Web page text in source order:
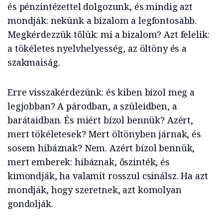
és pénzintézettel dolgozunk, és mindig azt
mondják: nekünk a bizalom a legfontosabb.
Megkérdezzük tőlük: mi a bizalom? Azt felelik:
a tökéletes nyelvhelyesség, az öltöny és a
szakmaiság.
Erre visszakérdezünk: és kiben bízol meg a
legjobban? A párodban, a szüleidben, a
barátaidban. És miért bízol bennük? Azért,
mert tökéletesek? Mert öltönyben járnak, és
sosem hibáznak? Nem. Azért bízol bennük,
mert emberek: hibáznak, őszinték, és
kimondják, ha valamit rosszul csinálsz. Ha azt
mondják, hogy szeretnek, azt komolyan
gondolják.